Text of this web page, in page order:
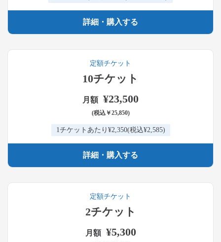
詳細・購入する
定額チケット
10チケット
月額 ¥23,500
(税込￥25,850)
1チケットあたり¥2,350(税込¥2,585)
詳細・購入する
定額チケット
2チケット
月額 ¥5,300